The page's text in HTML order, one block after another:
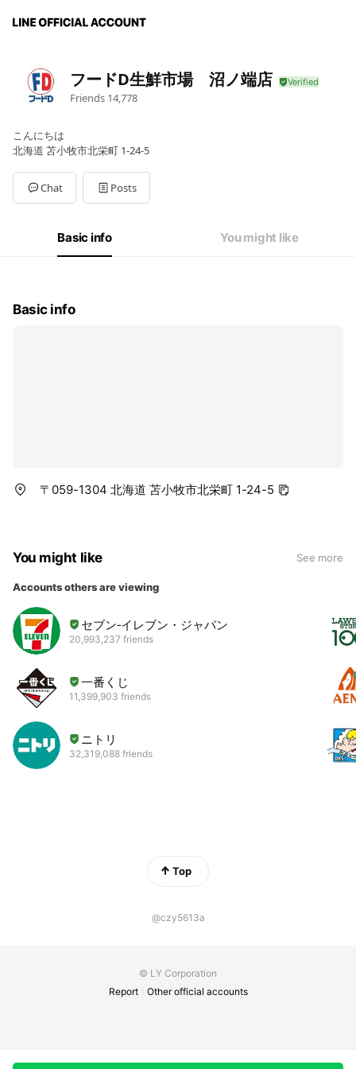
フードD生鮮市場 沼ノ端店
Friends 14,778
こんにちは
北海道 苫小牧市北栄町 1-24-5
Chat Posts
Basic info You might like
Basic info
〒059-1304 北海道 苫小牧市北栄町 1-24-5
You might like See more
Accounts others are viewing
セブン‐イレブン・ジャパン
20,993,237 friends
一番くじ
11,399,903 friends
ニトリ
32,319,088 friends
Top
@czy5613a
© LY Corporation
Report
Other official accounts